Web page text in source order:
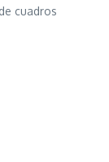
cuadros